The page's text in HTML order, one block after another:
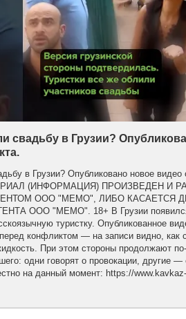
свадьбу в Грузии?
в Грузии? Опубликовано новое
(ИНФОРМАЦИЯ) ПРОИЗВЕДЕН И
ООО "МЕМО", ЛИБО КАСАЕТСЯ
ООО "МЕМО". 18+ В Грузии появился
туристку. Опубликованное
конфликтом — на записи видно, как
При этом стороны продолжают
одни говорят о провокации, другие —
на данный момент: https://